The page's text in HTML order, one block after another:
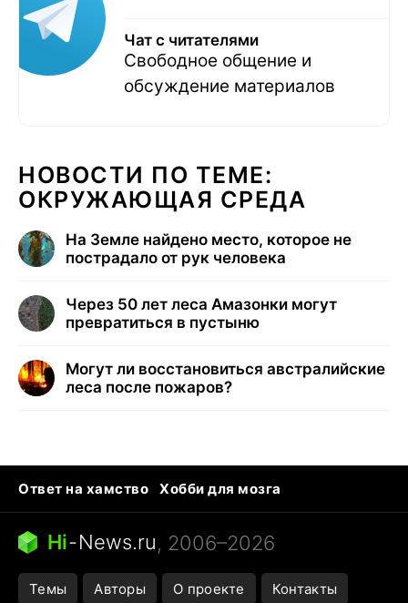
Чат с читателями
Свободное общение и
обсуждение материалов
НОВОСТИ ПО ТЕМЕ:
ОКРУЖАЮЩАЯ СРЕДА
На Земле найдено место, которое не
пострадало от рук человека
Через 50 лет леса Амазонки могут
превратиться в пустыню
Могут ли восстановиться австралийские
леса после пожаров?
Ответ на хамство
Хобби для мозга
Бензин 100 vs 95
Тунцы в океанариуме
Следующая пандемия
Hi-News.ru, 2006–2026
Темы Авторы О проекте Контакты